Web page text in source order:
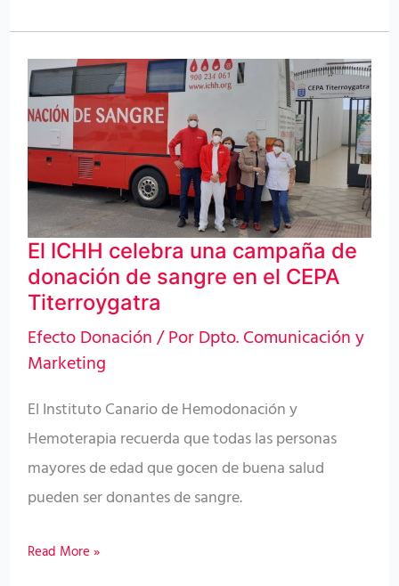
El ICHH celebra una campaña de
donación de sangre en el CEPA
Titerroygatra
Efecto Donación/ PorDpto. Comunicación y
Marketing
El Instituto Canario de Hemodonación y
Hemoterapia recuerda que todas las personas
mayores de edad que gocen de buena salud
pueden ser donantes de sangre.
El
ICHH
celebra
una
campaña
de
donación
de
sangre
en
el
Read More »